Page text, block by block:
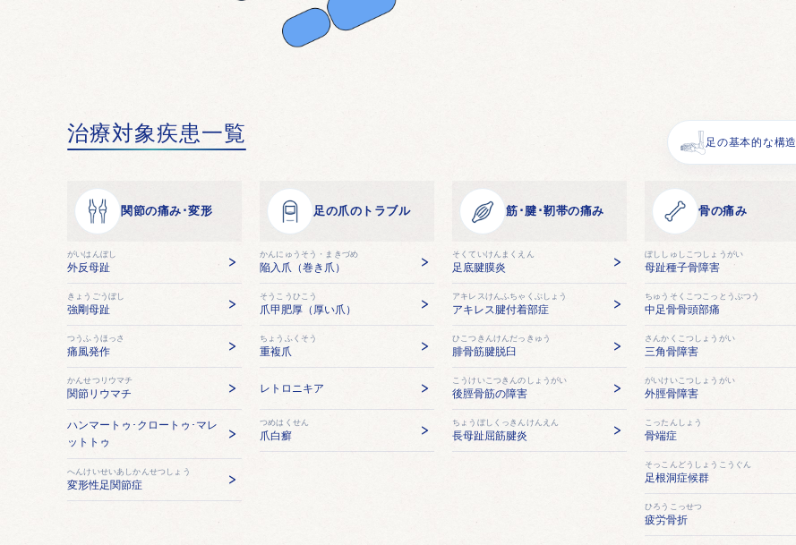
治療対象疾患一覧 足の基本的な構造
関節の痛み･変形
がいはんぼし
外反母趾
きょうごうぼし
強剛母趾
つうふうほっさ
痛風発作
かんせつリウマチ
関節リウマチ
ハンマートゥ･クロートゥ･マレ
ットトゥ
へんけいせいあしかんせつしょう
変形性足関節症
足の爪のトラブル
かんにゅうそう・まきづめ
陥入爪（巻き爪）
そうこうひこう
爪甲肥厚（厚い爪）
ちょうふくそう
重複爪
レトロニキア
つめはくせん
爪白癬
筋･腱･靭帯の痛み
そくていけんまくえん
足底腱膜炎
アキレスけんふちゃくぶしょう
アキレス腱付着部症
ひこつきんけんだっきゅう
腓骨筋腱脱臼
こうけいこつきんのしょうがい
後脛骨筋の障害
ちょうぼしくっきんけんえん
長母趾屈筋腱炎
骨の痛み
ぼししゅしこつしょうがい
母趾種子骨障害
ちゅうそくこつこっとうぶつう
中足骨骨頭部痛
さんかくこつしょうがい
三角骨障害
がいけいこつしょうがい
外脛骨障害
こったんしょう
骨端症
そっこんどうしょうこうぐん
足根洞症候群
ひろうこっせつ
疲労骨折